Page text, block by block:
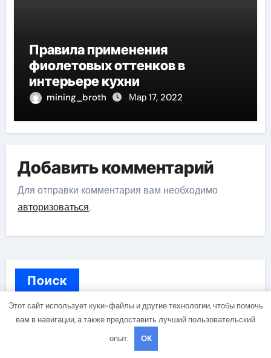
Правила применения
фиолетовых оттенков в
интерьере кухни
mining_broth Мар 17, 2022
Добавить комментарий
Для отправки комментария вам необходимо
авторизоваться.
Поиск
Поиск
Этот сайт использует куки-файлы и другие технологии, чтобы помочь
вам в навигации, а также предоставить лучший пользовательский
опыт.
OK